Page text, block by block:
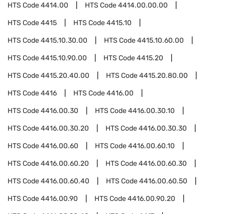
HTS Code4414.00 HTS Code4414.00.00.00
HTS Code4415 HTS Code4415.10
HTS Code4415.10.30.00 HTS Code4415.10.60.00
HTS Code4415.10.90.00 HTS Code4415.20
HTS Code4415.20.40.00 HTS Code4415.20.80.00
HTS Code4416 HTS Code4416.00
HTS Code4416.00.30 HTS Code4416.00.30.10
HTS Code4416.00.30.20 HTS Code4416.00.30.30
HTS Code4416.00.60 HTS Code4416.00.60.10
HTS Code4416.00.60.20 HTS Code4416.00.60.30
HTS Code4416.00.60.40 HTS Code4416.00.60.50
HTS Code4416.00.90 HTS Code4416.00.90.20